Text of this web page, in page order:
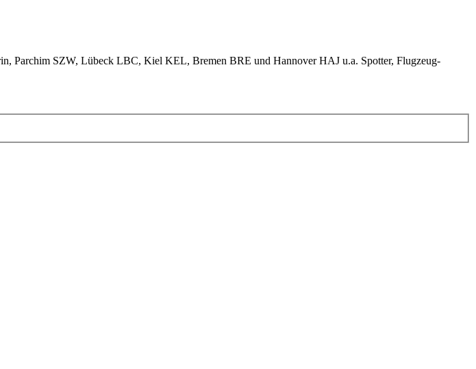
Parchim SZW, Lübeck LBC, Kiel KEL, Bremen BRE und Hannover HAJ u.a. Spotter, Flugzeug-